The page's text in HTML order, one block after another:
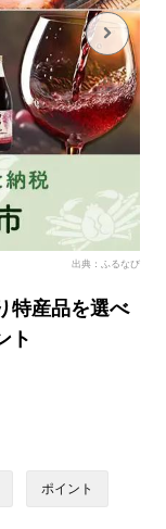
出典：ふるなび
特産品を選べ
ト
ポイント